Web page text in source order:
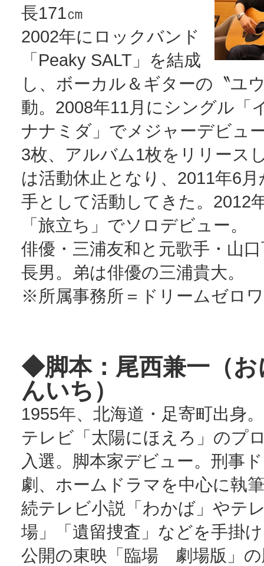
長171㎝
2002年にロックバンド
「Peaky SALT」を結成
し、ボーカル＆ギターの〝ユ
動。2008年11月にシングル「
ナナミダ」でメジャーデビュ
3枚、アルバム1枚をリリース
は活動休止となり、2011年6
手として活動してきた。2012
「旅立ち」でソロデビュー。
俳優・三浦友和と元歌手・山
長男。弟は俳優の三浦貴大。
※所属事務所＝ドリームゼロ
◆脚本：尾西兼一 （
んいち）
1955年、北海道・足寄町出身
テレビ「太陽にほえろ」のプ
入選。脚本家デビュー。刑事
劇、ホームドラマを中心に執
続テレビ小説「わかば」やテ
場」「遺留捜査」などを手掛
公開の東映「臨場 劇場版」